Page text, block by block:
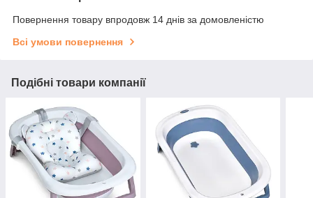
Повернення товару впродовж 14 днів за домовленістю
Всі умови повернення
Подібні товари компанії